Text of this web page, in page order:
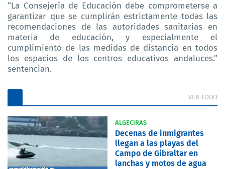
“La Consejería de Educación debe comprometerse a
garantizar que se cumplirán estrictamente todas las
recomendaciones de las autoridades sanitarias en
materia de educación, y especialmente el
cumplimiento de las medidas de distancia en todos
los espacios de los centros educativos andaluces.”
sentencian.
VER TODO
ALGECIRAS
Decenas de inmigrantes
llegan a las playas del
Campo de Gibraltar en
lanchas y motos de agua